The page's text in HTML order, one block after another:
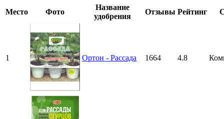
Место Фото
Название
удобрения
Отзывы Рейтинг
1 Ортон - Рассада 1664 4.8